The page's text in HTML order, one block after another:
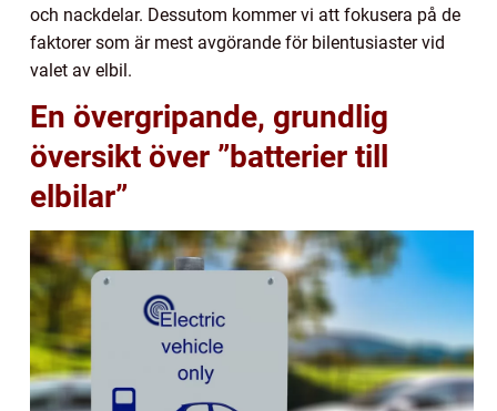
och nackdelar. Dessutom kommer vi att fokusera på de
faktorer som är mest avgörande för bilentusiaster vid
valet av elbil.
En övergripande, grundlig
översikt över ”batterier till
elbilar”